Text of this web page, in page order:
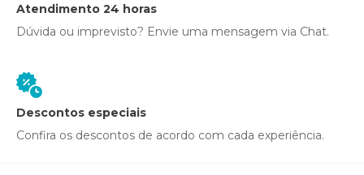
Atendimento 24 horas
Dúvida ou imprevisto? Envie uma mensagem via Chat.
Descontos especiais
Confira os descontos de acordo com cada experiência.